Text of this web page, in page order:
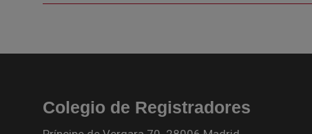
Colegio de Registradores